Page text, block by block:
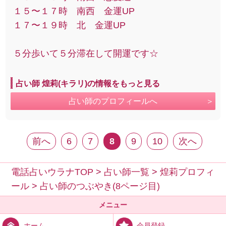
１５〜１７時 南西 金運UP
１７〜１９時 北 金運UP
５分歩いて５分滞在して開運です☆
占い師 煌莉(キラリ)の情報をもっと見る
占い師のプロフィールへ
前へ 6 7 8 9 10 次へ
電話占いウラナTOP > 占い師一覧 >煌莉プロフィ
ール > 占い師のつぶやき(8ページ目)
メニュー